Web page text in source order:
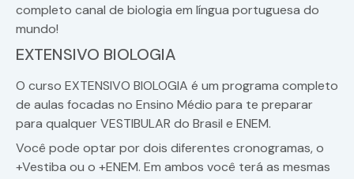
completo canal de biologia em língua portuguesa do
mundo!
EXTENSIVO BIOLOGIA
O curso EXTENSIVO BIOLOGIA é um programa completo
de aulas focadas no Ensino Médio para te preparar
para qualquer VESTIBULAR do Brasil e ENEM.
Você pode optar por dois diferentes cronogramas, o
+Vestiba ou o +ENEM. Em ambos você terá as mesmas